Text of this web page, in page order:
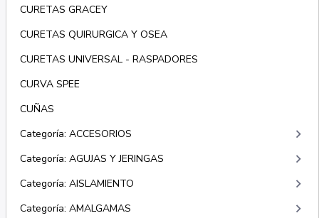
CURETAS GRACEY
CURETAS QUIRURGICA Y OSEA
CURETAS UNIVERSAL - RASPADORES
CURVA SPEE
CUÑAS
Categoría: ACCESORIOS
keyboard_arrow_right
Categoría: AGUJAS Y JERINGAS keyboard_arrow_right
Categoría: AISLAMIENTO keyboard_arrow_right
Categoría: AMALGAMAS keyboard_arrow_right